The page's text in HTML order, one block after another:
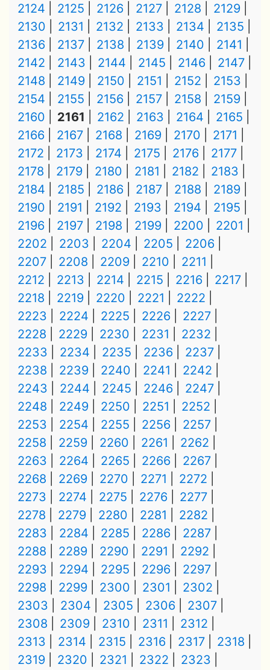
2124 2125 2126 2127 2128
2129
2130
2131 2132 2133 2134
2135
2136
2137 2138 2139 2140
2141
2142
2143 2144 2145 2146
2147
2148
2149 2150 2151 2152
2153
2154
2155 2156 2157 2158
2159
2160
2161 2162 2163 2164
2165
2166
2167 2168 2169 2170
2171
2172
2173 2174 2175 2176
2177
2178
2179 2180 2181 2182
2183
2184
2185 2186 2187 2188
2189
2190
2191 2192 2193 2194
2195
2196
2197 2198 2199 2200
2201
2202
2203 2204 2205
2206
2207
2208 2209 2210
2211
2212
2213 2214 2215 2216
2217
2218
2219 2220 2221
2222
2223
2224 2225 2226
2227
2228
2229 2230 2231
2232
2233
2234 2235 2236
2237
2238
2239 2240 2241
2242
2243
2244 2245 2246
2247
2248
2249 2250 2251
2252
2253
2254 2255 2256
2257
2258
2259 2260 2261
2262
2263
2264 2265 2266
2267
2268
2269 2270 2271
2272
2273
2274 2275 2276
2277
2278
2279 2280 2281
2282
2283
2284 2285 2286
2287
2288
2289 2290 2291
2292
2293
2294 2295 2296
2297
2298
2299 2300 2301
2302
2303
2304 2305 2306
2307
2308
2309 2310 2311
2312
2313
2314 2315 2316 2317
2318
2319
2320 2321 2322
2323